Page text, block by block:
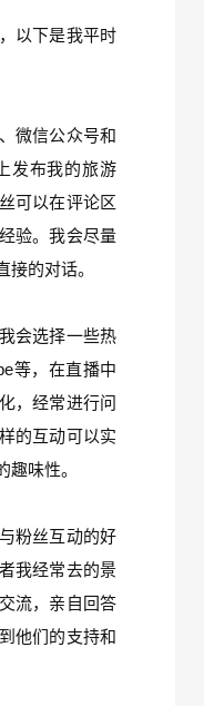
以下是我平时
微信公众号和
发布我的旅游
可以在评论区
验。我会尽量
的对话。
会选择一些热
等，在直播中
，经常进行问
的互动可以实
味性。
粉丝互动的好
我经常去的景
流，亲自回答
他们的支持和